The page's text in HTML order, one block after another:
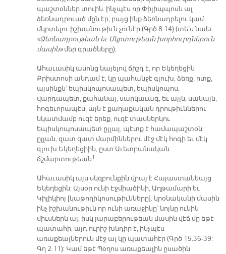
պաշտօններ տուին. ինչպէս որ Փիլիպպոսն ալ
ձեռնադրուած մըն էր, բայց ինք ձեռնադրելու կամ
մկրտելու իշխանութիւն չունէր (Գրծ 8.14) (տե՛ս նաեւ
«Ձեռնադրութեան եւ Մկրտութեան խորհուրդներուն
մասին»մեր գրածները):
Ահաւասիկ ասոնց նայելով ճիշդ է, որ Եկեղեցին
Քրիստոսի անդամ է, կը պահանջէ գլուխ, ձեռք, ոտք,
այսինքն՝ եպիսկոպոսապետ, եպիսկոպոս,
վարդապետ, քահանայ, սարկաւագ, եւ այլն, սակայն,
հոգեւորապէս, այն է քաղաքական դրութիւններու
նկատմամբ ուզէ երեք, ուզէ տասներկու
եպիսկոպոսապետ ըլլայ, պէտք է համապաշտօն
ըլլան, զատ զատ մարմիններու մէջ մէկ հոգի եւ մէկ
գլուխ Եկեղեցիին, ըստ Աւետրանական
ճշմարտութեան 1 :
Ահաւասիկ այս սկզբունքին վրայ է Հայաստանեայց
Եկեղեցին: Այսօր ունի Էջմիածինի, Աղթամարի եւ
Կիլիկիոյ [կաթողիկոսութիւնները]. կրօնականի մասին
ինչ իշխանութիւն որ ունի առաջինը՝ նոյնը ունին
միւսներն ալ, իսկ յարաբերութեան մասին վէճ մը եթէ
պատահի, այդ ուրիշ խնդիր է, ինչպէս
առաքեալներուն մէջ ալ կը պատահէր (Գրծ 15.36-39:
Գղ 2.11): Կամ եթէ Պօղոս առաքեալին ըսածին